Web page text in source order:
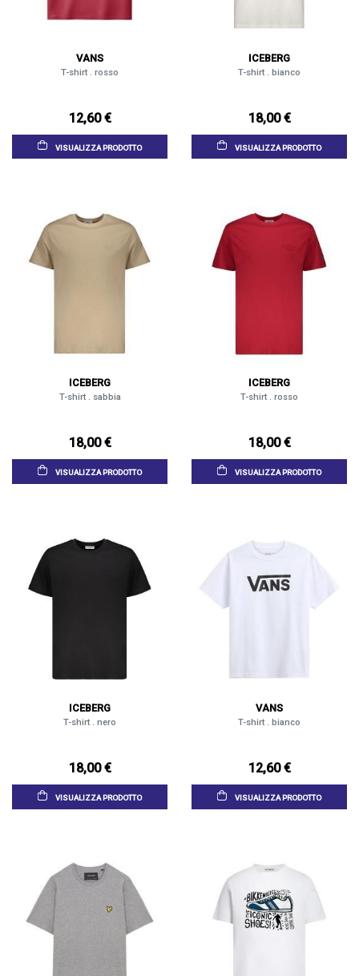
VANS
T-shirt . rosso
12,60 €
VISUALIZZA PRODOTTO
ICEBERG
T-shirt . bianco
18,00 €
VISUALIZZA PRODOTTO
ICEBERG
T-shirt . sabbia
18,00 €
VISUALIZZA PRODOTTO
ICEBERG
T-shirt . rosso
18,00 €
VISUALIZZA PRODOTTO
ICEBERG
T-shirt . nero
18,00 €
VISUALIZZA PRODOTTO
VANS
T-shirt . bianco
12,60 €
VISUALIZZA PRODOTTO